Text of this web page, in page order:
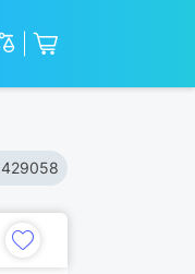
429058